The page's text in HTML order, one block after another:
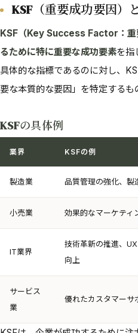
KSF（重要成功要因）
KSF（Key Success Factor：重
るために特に重要な成功要素を指
具体的な指標であるのに対し、
要な本質的な要因」を特定するも
KSFの具体例
業界 KSFの例
製造業 品質管理の強化、製
小売業 効果的なマーケティ
IT業界
技術革新の推進、
向上
サービス
業
優れたカスタマーサ